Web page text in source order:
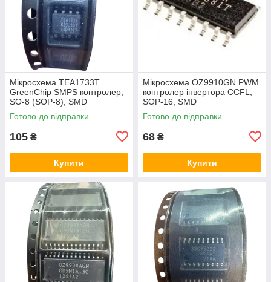
Мікросхема TEA1733T
GreenChip SMPS контролер,
SO-8 (SOP-8), SMD
Готово до відправки
105 ₴
Купити
Мікросхема OZ9910GN PWM
контролер інвертора CCFL,
SOP-16, SMD
Готово до відправки
68 ₴
Купити